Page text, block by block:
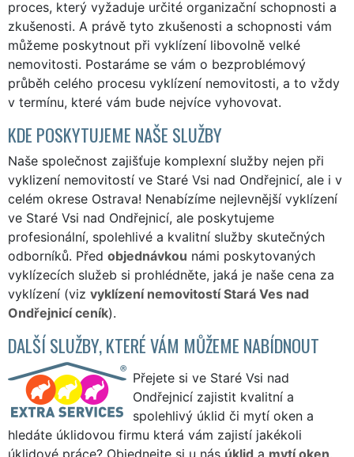
proces, který vyžaduje určité organizační schopnosti a
zkušenosti. A právě tyto zkušenosti a schopnosti vám
můžeme poskytnout při vyklízení libovolně velké
nemovitosti. Postaráme se vám o bezproblémový
průběh celého procesu vyklízení nemovitosti, a to vždy
v termínu, které vám bude nejvíce vyhovovat.
KDE POSKYTUJEME NAŠE SLUŽBY
Naše společnost zajišťuje komplexní služby nejen při
vyklizení nemovitostí ve Staré Vsi nad Ondřejnicí, ale i v
celém okrese Ostrava! Nenabízíme nejlevnější vyklízení
ve Staré Vsi nad Ondřejnicí, ale poskytujeme
profesionální, spolehlivé a kvalitní služby skutečných
odborníků. Před objednávkou námi poskytovaných
vyklízecích služeb si prohlédněte, jaká je naše cena za
vyklízení (viz vyklízení nemovitostí Stará Ves nad
Ondřejnicí ceník).
DALŠÍ SLUŽBY, KTERÉ VÁM MŮŽEME NABÍDNOUT
Přejete si ve Staré Vsi nad
Ondřejnicí zajistit kvalitní a
spolehlivý úklid či mytí oken a
hledáte úklidovou firmu která vám zajistí jakékoli
úklidové práce? Objednejte si u nás úklid a mytí oken.